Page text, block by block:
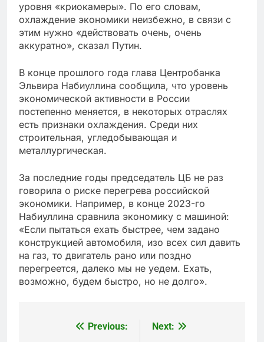
уровня «криокамеры». По его словам,
охлаждение экономики неизбежно, в связи с
этим нужно «действовать очень, очень
аккуратно», сказал Путин.
В конце прошлого года глава Центробанка
Эльвира Набиуллина сообщила, что уровень
экономической активности в России
постепенно меняется, в некоторых отраслях
есть признаки охлаждения. Среди них
строительная, угледобывающая и
металлургическая.
За последние годы председатель ЦБ не раз
говорила о риске перегрева российской
экономики. Например, в конце 2023-го
Набиуллина сравнила экономику с машиной:
«Если пытаться ехать быстрее, чем задано
конструкцией автомобиля, изо всех сил давить
на газ, то двигатель рано или поздно
перегреется, далеко мы не уедем. Ехать,
возможно, будем быстро, но не долго».
Previous:
Next: